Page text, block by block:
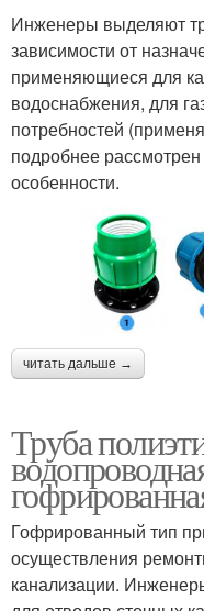
Инженеры выделяют
зависимости от
применяющиеся для
водоснабжения, для
потребностей
подробнее
особенности.
читать дальше →
Труба
Гофрированный тип
осуществления
канализации.